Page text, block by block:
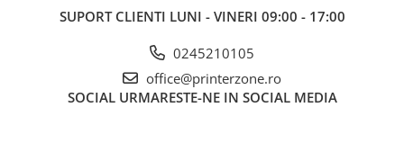
Accesorii imprimante 3D
Laptopuri / notebookuri
SUPORT CLIENTI LUNI - VINERI 09:00 - 17:00
0245210105
office@printerzone.ro
SOCIAL URMARESTE-NE IN SOCIAL MEDIA